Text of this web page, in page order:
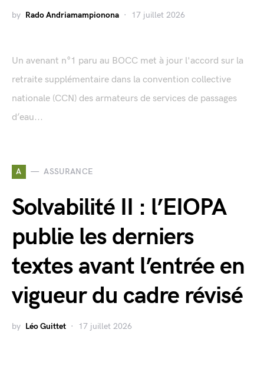
by Rado Andriamampionona 17 juillet 2026
Un avenant n°1 paru au BOCC met à jour l'accord sur la
retraite supplémentaire dans la convention collective
nationale (CCN) des armateurs de services de passages
d’eau...
A ASSURANCE
Solvabilité II : l’EIOPA
publie les derniers
textes avant l’entrée en
vigueur du cadre révisé
by Léo Guittet 17 juillet 2026